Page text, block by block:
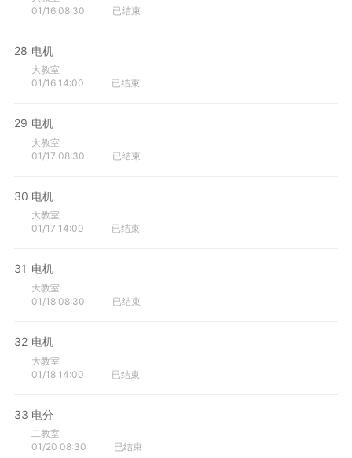
01/16 08:30
已结束
28 电机
大教室
01/16 14:00
已结束
29 电机
大教室
01/17 08:30
已结束
30 电机
大教室
01/17 14:00
已结束
31 电机
大教室
01/18 08:30
已结束
32 电机
大教室
01/18 14:00
已结束
33 电分
二教室
01/20 08:30
已结束